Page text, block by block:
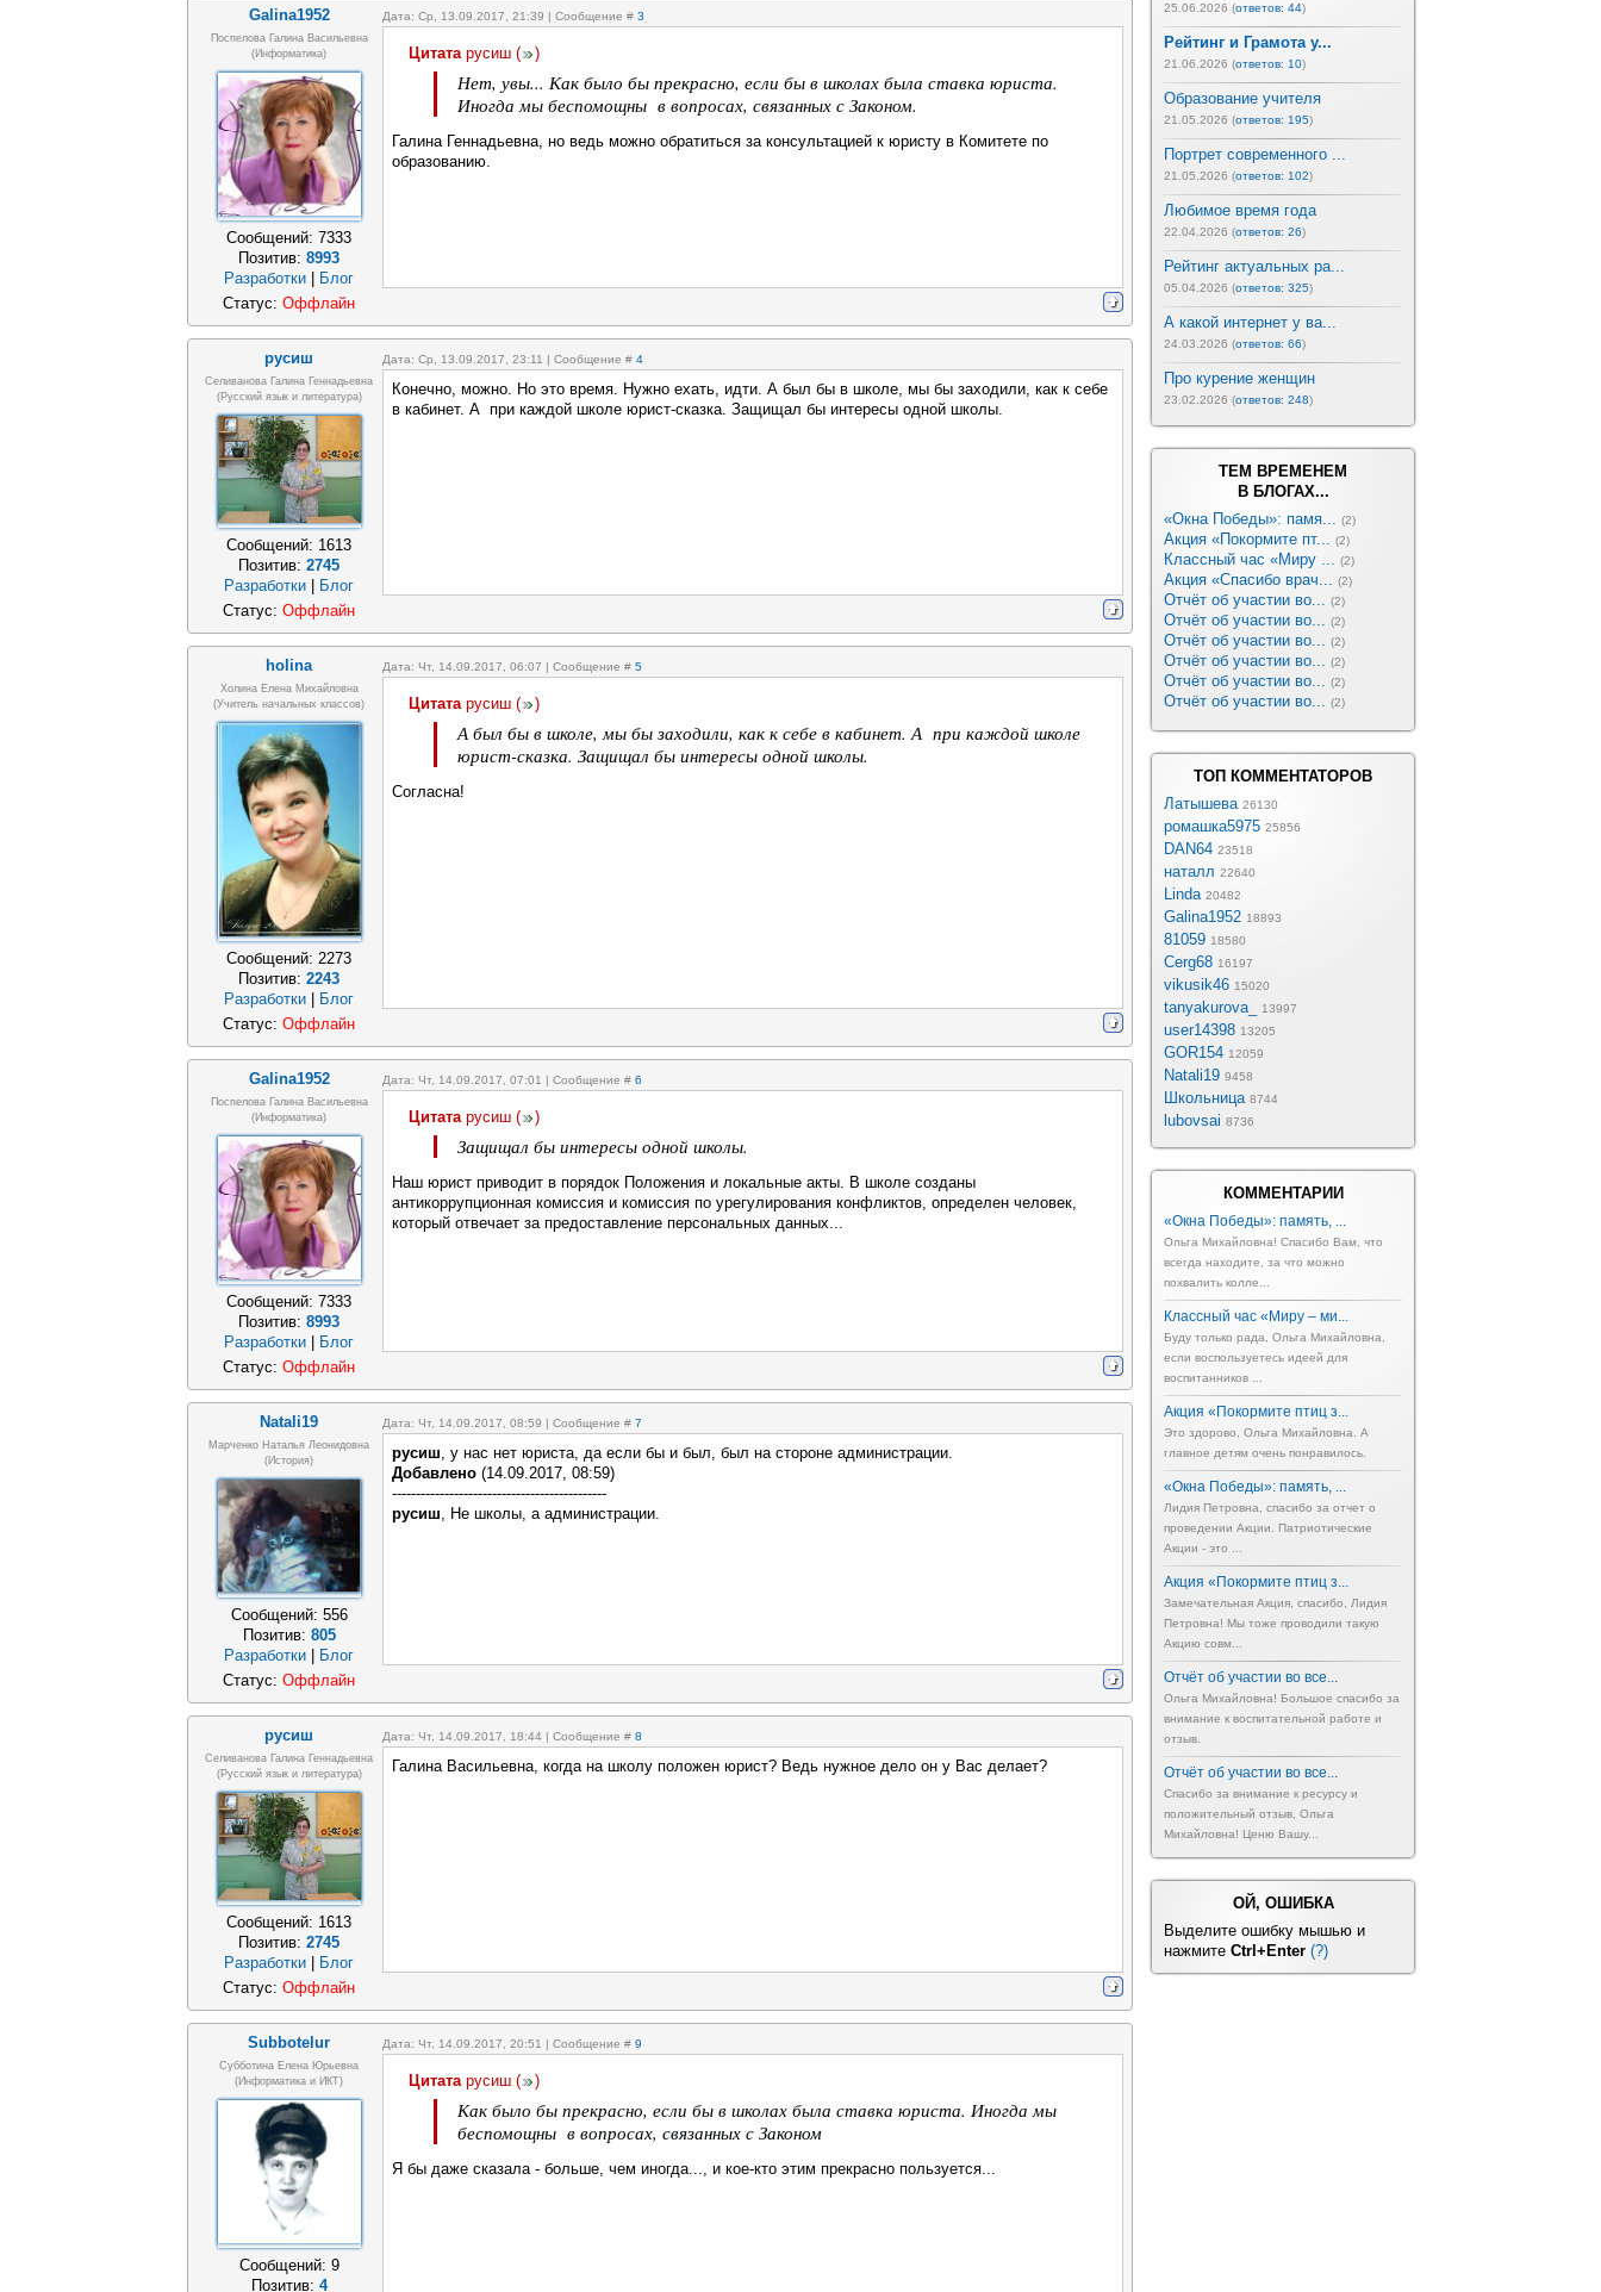
Galina1952 Дата: Ср, 13.09.2017, 21:39 | Сообщение # 3
Поспелова Галина Васильевна
(информатика)
Сообщений: 7333
Позитив: 8993
Разработки
Блог
Цитата русиш ( )
Нет, увы... Как было бы прекрасно, если бы в школах была ставка юриста.
Иногда мы беспомощны в вопросах, связанных с Законом.
Галина Геннадьевна, но ведь можно обратиться за консультацией к юристу в Комитете по
образованию.
Статус: Оффлайн
русиш Дата: Ср, 13.09.2017, 23:11 | Сообщение # 4
Селиванова Галина Геннадьевна
(русский язык и литература)
Сообщений: 1613
Позитив: 2745
Разработки
Блог
Конечно, можно. Но это время. Нужно ехать, идти. А был бы в школе, мы бы заходили, как к себе
в кабинет. А при каждой школе юрист-сказка. Защищал бы интересы одной школы.
Статус: Оффлайн
holina Дата: Чт, 14.09.2017, 06:07 | Сообщение # 5
Холина Елена Михайловна
(учитель начальных классов)
Сообщений: 2273
Позитив: 2243
Разработки | Блог
Цитата русиш ( )
А был бы в школе, мы бы заходили, как к себе в кабинет. А при каждой школе
юрист-сказка. Защищал бы интересы одной школы.
Согласна!
Статус: Оффлайн
Galina1952 Дата: Чт, 14.09.2017, 07:01 | Сообщение # 6
Поспелова Галина Васильевна
(информатика)
Сообщений: 7333
Позитив: 8993
Разработки
Блог
Цитата русиш ( )
Защищал бы интересы одной школы.
Наш юрист приводит в порядок Положения и локальные акты. В школе созданы
антикоррупционная комиссия и комиссия по урегулирования конфликтов, определен человек,
который отвечает за предоставление персональных данных...
Статус: Оффлайн
Natali19 Дата: Чт, 14.09.2017, 08:59 | Сообщение # 7
Марченко Наталья Леонидовна
(история)
Сообщений: 556
Позитив: 805
Разработки
Блог
русиш, у нас нет юриста, да если бы и был, был на стороне администрации.
Добавлено (14.09.2017, 08:59)
---------------------------------------------
русиш, Не школы, а администрации.
Статус: Оффлайн
русиш Дата: Чт, 14.09.2017, 18:44 | Сообщение # 8
Селиванова Галина Геннадьевна
(русский язык и литература)
Сообщений: 1613
Позитив: 2745
Разработки
Блог
Галина Васильевна, когда на школу положен юрист? Ведь нужное дело он у Вас делает?
Статус: Оффлайн
Subbotelur Дата: Чт, 14.09.2017, 20:51 | Сообщение # 9
Субботина Елена Юрьевна
(Информатика и ИКТ)
Сообщений: 9
Позитив: 4
Цитата русиш ( )
Как было бы прекрасно, если бы в школах была ставка юриста. Иногда мы
беспомощны в вопросах, связанных с Законом
Я бы даже сказала - больше, чем иногда..., и кое-кто этим прекрасно пользуется...
25.06.2026 (ответов: 44)
Рейтинг и Грамота у...
21.06.2026 (ответов: 10)
Образование учителя
21.05.2026 (ответов: 195)
Портрет современного ...
21.05.2026 (ответов: 102)
Любимое время года
22.04.2026 (ответов: 26)
Рейтинг актуальных ра...
05.04.2026 (ответов: 325)
А какой интернет у ва...
24.03.2026 (ответов: 66)
Про курение женщин
23.02.2026 (ответов: 248)
ТЕМ ВРЕМЕНЕМ
В БЛОГАХ...
«Окна Победы»: памя... (2)
Акция «Покормите пт... (2)
Классный час «Миру ... (2)
Акция «Спасибо врач... (2)
Отчёт об участии во... (2)
Отчёт об участии во... (2)
Отчёт об участии во... (2)
Отчёт об участии во... (2)
Отчёт об участии во... (2)
Отчёт об участии во... (2)
ТОП КОММЕНТАТОРОВ
Латышева 26130
ромашка5975 25856
DAN64 23518
наталл 22640
Linda 20482
Galina1952 18893
81059 18580
Cerg68 16197
vikusik46 15020
tanyakurova_ 13997
user14398 13205
GOR154 12059
Natali19 9458
Школьница 8744
lubovsai 8736
КОММЕНТАРИИ
«Окна Победы»: память, ...
Ольга Михайловна! Спасибо Вам, что
всегда находите, за что можно
похвалить колле...
Классный час «Миру – ми...
Буду только рада, Ольга Михайловна,
если воспользуетесь идеей для
воспитанников ...
Акция «Покормите птиц з...
Это здорово, Ольга Михайловна. А
главное детям очень понравилось.
«Окна Победы»: память, ...
Лидия Петровна, спасибо за отчет о
проведении Акции. Патриотические
Акции - это ...
Акция «Покормите птиц з...
Замечательная Акция, спасибо, Лидия
Петровна! Мы тоже проводили такую
Акцию совм...
Отчёт об участии во все...
Ольга Михайловна! Большое спасибо за
внимание к воспитательной работе и
отзыв.
Отчёт об участии во все...
Спасибо за внимание к ресурсу и
положительный отзыв, Ольга
Михайловна! Ценю Вашу...
ОЙ, ОШИБКА
Выделите ошибку мышью и
нажмите Ctrl+Enter (?)